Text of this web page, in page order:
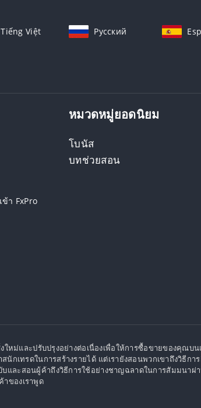
Tiếng Việt Русский
า FxPro
หมวดหมู่ยอดนิยม
โบนัส
บทช่วยสอน
ใหม่และปรับปรุงอย่างต่อเนื่องเพื่อให้การซื้อขายของคุณบ
กเทรดในการสร้างรายได้ แต่เรายังสอนพวกเขาถึงวิธีกา
ละสอนผู้ค้าถึงวิธีการใช้อย่างชาญฉลาดในการสัมมนาผ่า
ของเราพูด